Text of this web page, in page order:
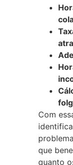
Com
que
quanto